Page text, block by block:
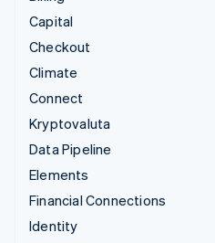
Capital
Checkout
Climate
Connect
Kryptovaluta
Data Pipeline
Elements
Financial Connections
Identity